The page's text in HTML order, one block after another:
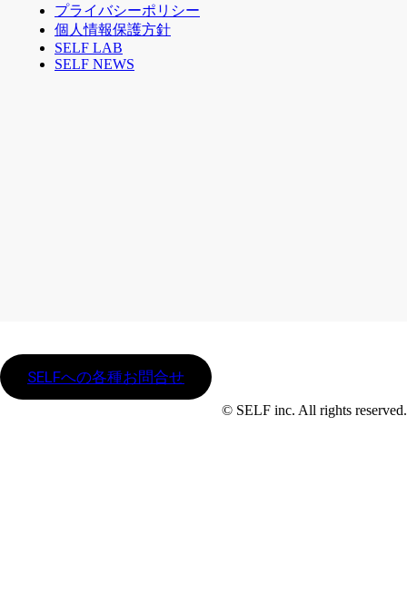
プライバシーポリシー
個人情報保護方針
SELF LAB
SELF NEWS
SELFへの各種お問合せ
© SELF inc. All rights reserved.